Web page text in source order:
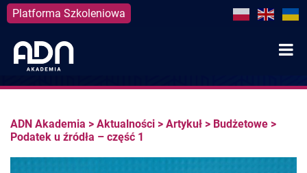
Platforma Szkoleniowa
content
ADN Akademia > Aktualności > Artykuł > Budżetowe >
Podatek u źródła – część 1